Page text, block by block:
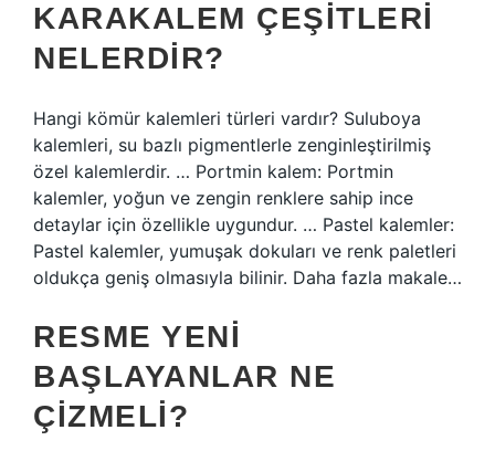
KARAKALEM ÇEŞITLERI
NELERDIR?
Hangi kömür kalemleri türleri vardır? Suluboya
kalemleri, su bazlı pigmentlerle zenginleştirilmiş
özel kalemlerdir. … Portmin kalem: Portmin
kalemler, yoğun ve zengin renklere sahip ince
detaylar için özellikle uygundur. … Pastel kalemler:
Pastel kalemler, yumuşak dokuları ve renk paletleri
oldukça geniş olmasıyla bilinir. Daha fazla makale…
RESME YENI
BAŞLAYANLAR NE
ÇIZMELI?